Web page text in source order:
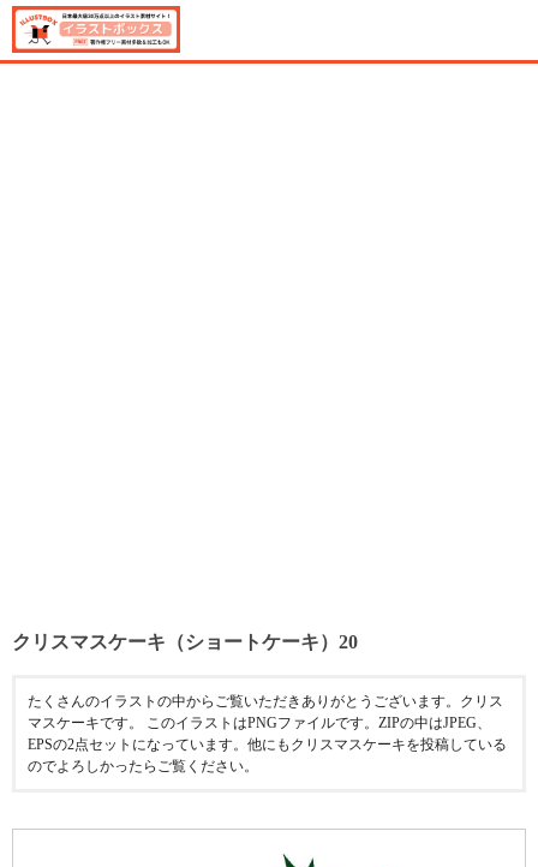
クリスマスケーキ（ショートケーキ）20
たくさんのイラストの中からご覧いただきありがとうございます。クリス
マスケーキです。 このイラストはPNGファイルです。ZIPの中はJPEG、
EPSの2点セットになっています。他にもクリスマスケーキを投稿している
のでよろしかったらご覧ください。